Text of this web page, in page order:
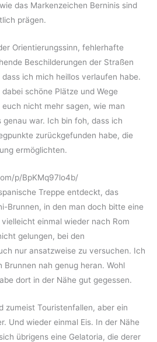
das Markenzeichen Berninis sind
prägen.
Orientierungssinn, fehlerhafte
Beschilderungen der Straßen
ich mich heillos verlaufen habe.
schöne Plätze und Wege
nicht mehr sagen, wie man
war. Ich bin foh, dass ich
zurückgefunden habe, die
ermöglichten.
p/BpKMq97lo4b/
Treppe entdeckt, das
Brunnen, in den man doch bitte eine
einmal wieder nach Rom
gelungen, bei den
nur ansatzweise zu versuchen. Ich
nah genug heran. Wohl
dort in der Nähe gut gegessen.
zumeist Touristenfallen, aber ein
Und wieder einmal Eis. In der Nähe
übrigens eine Gelatoria, die derer